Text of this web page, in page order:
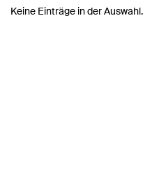
Keine Einträge in der Auswahl.